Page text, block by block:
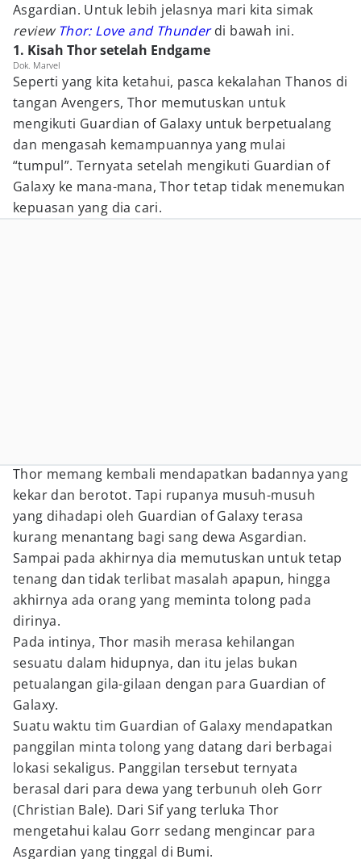
Asgardian. Untuk lebih jelasnya mari kita simak
reviewThor: Love and Thunderdi bawah ini.
1. Kisah Thor setelah Endgame
Dok. Marvel
Seperti yang kita ketahui, pasca kekalahan Thanos di
tangan Avengers, Thor memutuskan untuk
mengikuti Guardian of Galaxy untuk berpetualang
dan mengasah kemampuannya yang mulai
“tumpul”. Ternyata setelah mengikuti Guardian of
Galaxy ke mana-mana, Thor tetap tidak menemukan
kepuasan yang dia cari.
Thor memang kembali mendapatkan badannya yang
kekar dan berotot. Tapi rupanya musuh-musuh
yang dihadapi oleh Guardian of Galaxy terasa
kurang menantang bagi sang dewa Asgardian.
Sampai pada akhirnya dia memutuskan untuk tetap
tenang dan tidak terlibat masalah apapun, hingga
akhirnya ada orang yang meminta tolong pada
dirinya.
Pada intinya, Thor masih merasa kehilangan
sesuatu dalam hidupnya, dan itu jelas bukan
petualangan gila-gilaan dengan para Guardian of
Galaxy.
Suatu waktu tim Guardian of Galaxy mendapatkan
panggilan minta tolong yang datang dari berbagai
lokasi sekaligus. Panggilan tersebut ternyata
berasal dari para dewa yang terbunuh oleh Gorr
(Christian Bale). Dari Sif yang terluka Thor
mengetahui kalau Gorr sedang mengincar para
Asgardian yang tinggal di Bumi.